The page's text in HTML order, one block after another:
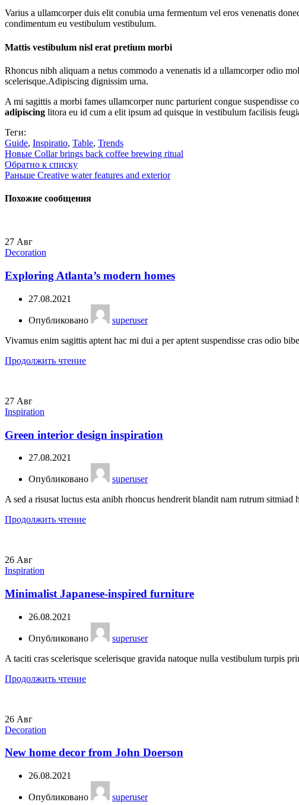
Varius a ullamcorper duis elit conubia urna fermentum vel eros venenatis
condimentum eu vestibulum vestibulum.
Mattis vestibulum nisl erat pretium morbi
Rhoncus nibh aliquam a netus commodo a venenatis id a ullamcorper odio
scelerisque.Adipiscing dignissim urna.
A mi sagittis a morbi fames ullamcorper nunc parturient congue suspendisse
adipiscing litora eu id cum a elit ipsum ad quisque in vestibulum facilisis
Теги:
Guide, Inspiratio, Table, Trends
Новые Collar brings back coffee brewing ritual
Обратно к списку
Раньше Creative water features and exterior
Похожие сообщения
27 Авг
Decoration
Exploring Atlanta’s modern homes
27.08.2021
Опубликовано
superuser
Vivamus enim sagittis aptent hac mi dui a per aptent suspendisse cras odio
Продолжить чтение
27 Авг
Inspiration
Green interior design inspiration
27.08.2021
Опубликовано
superuser
A sed a risusat luctus esta anibh rhoncus hendrerit blandit nam rutrum
Продолжить чтение
26 Авг
Inspiration
Minimalist Japanese-inspired furniture
26.08.2021
Опубликовано
superuser
A taciti cras scelerisque scelerisque gravida natoque nulla vestibulum turpis
Продолжить чтение
26 Авг
Decoration
New home decor from John Doerson
26.08.2021
Опубликовано superuser